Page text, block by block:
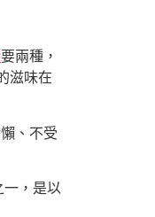
要兩種，
滋味在
、不受
，是以